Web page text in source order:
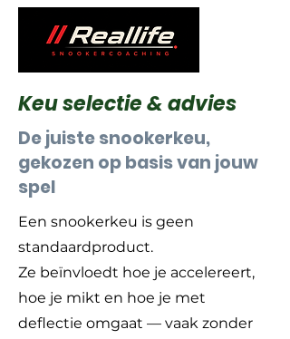
Keu selectie & advies
De juiste snookerkeu,
gekozen op basis van jouw
spel
Een snookerkeu is geen
standaardproduct.
Ze beïnvloedt hoe je accelereert,
hoe je mikt en hoe je met
deflectie omgaat — vaak zonder